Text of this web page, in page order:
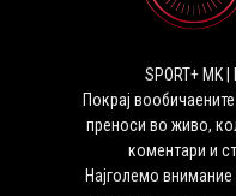
SPORT+
Покрај
преноси во живо,
коментари и
Најголемо